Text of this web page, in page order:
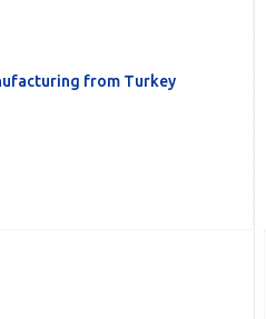
from Turkey